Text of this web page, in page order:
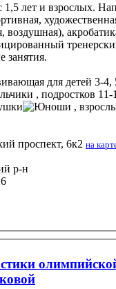
1,5 лет и взрослых.
воздушная),
занятия.
для детей 3-
, подростков
,
проспект, 6к2 на
р-н